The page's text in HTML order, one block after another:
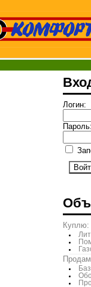
Логин:
Пароль:
Куплю: